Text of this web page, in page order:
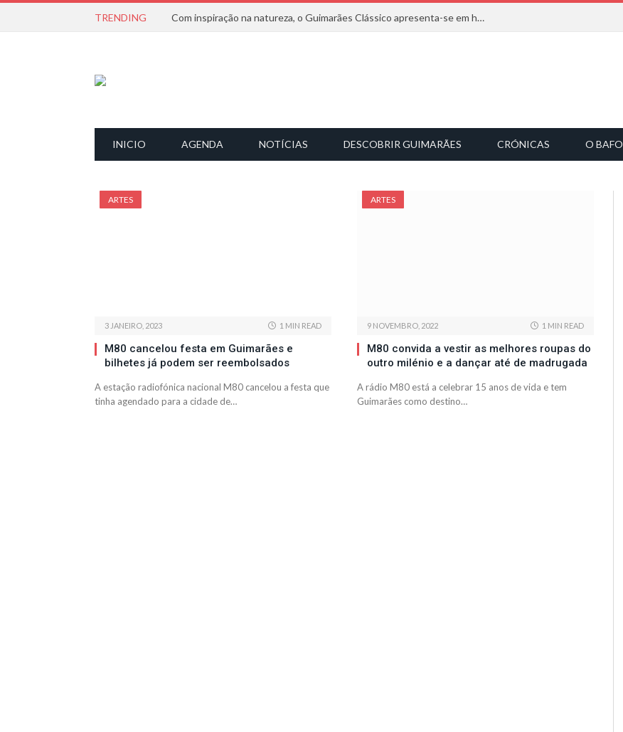
TRENDING Com inspiração na natureza, o Guimarães Clássico apresenta-se em harmonia musical
INICIO AGENDA NOTÍCIAS DESCOBRIR GUIMARÃES CRÓNICAS O BAFO
ARTES
3 JANEIRO, 2023 1 MIN READ
M80 cancelou festa em Guimarães e
bilhetes já podem ser reembolsados
A estação radiofónica nacional M80 cancelou a festa que
tinha agendado para a cidade de…
ARTES
9 NOVEMBRO, 2022 1 MIN READ
M80 convida a vestir as melhores roupas do
outro milénio e a dançar até de madrugada
A rádio M80 está a celebrar 15 anos de vida e tem
Guimarães como destino…